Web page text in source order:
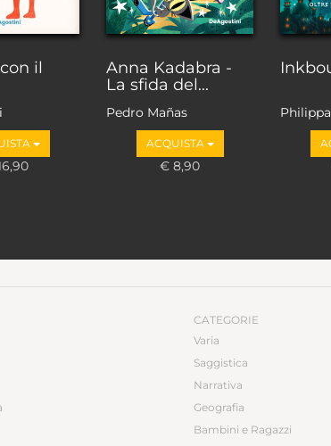
il
Anna Kadabra -
La sfida del...
Pedro Mañas
ACQUISTA
€ 8,90
CATEGORIE
Varia
Saggistica
Narrativa
Geografia
Bambini e Ragazzi